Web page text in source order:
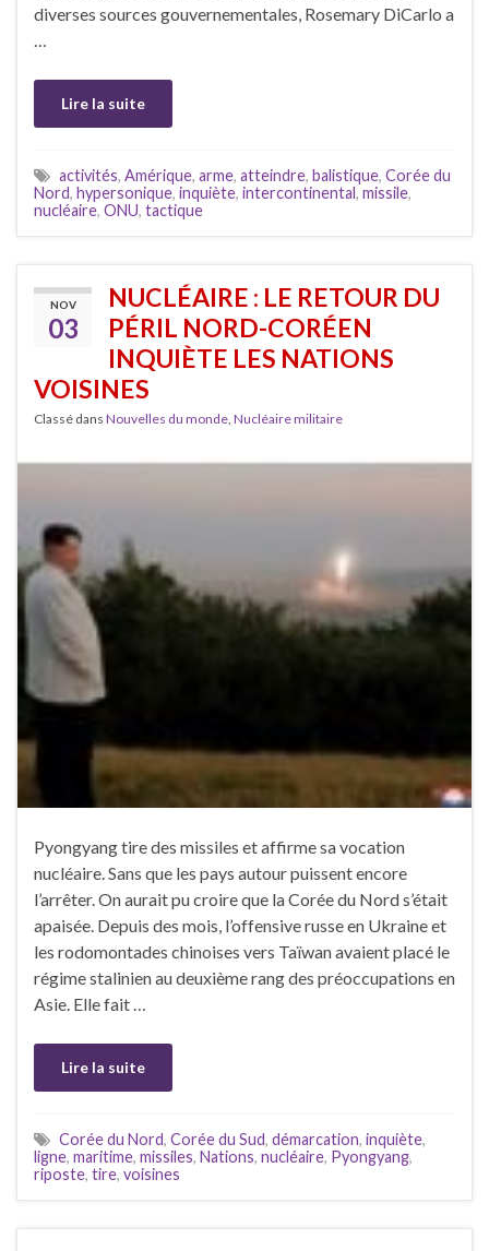
diverses sources gouvernementales, Rosemary DiCarlo a
…
Lire la suite
activités, Amérique, arme, atteindre, balistique, Corée du
Nord, hypersonique, inquiète, intercontinental, missile,
nucléaire, ONU, tactique
NOV
03
NUCLÉAIRE : LE RETOUR DU
PÉRIL NORD-CORÉEN
INQUIÈTE LES NATIONS
VOISINES
Classé dans Nouvelles du monde, Nucléaire militaire
Pyongyang tire des missiles et affirme sa vocation
nucléaire. Sans que les pays autour puissent encore
l’arrêter. On aurait pu croire que la Corée du Nord s’était
apaisée. Depuis des mois, l’offensive russe en Ukraine et
les rodomontades chinoises vers Taïwan avaient placé le
régime stalinien au deuxième rang des préoccupations en
Asie. Elle fait …
Lire la suite
Corée du Nord, Corée du Sud, démarcation, inquiète,
ligne, maritime, missiles, Nations, nucléaire, Pyongyang,
riposte, tire, voisines